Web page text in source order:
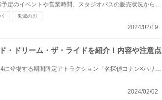
2024年3月のUSJの混雑状況を予想！開催予定のイベントや営業時間、スタジオパスの販売状況から、混雑し...
鬼滅の刃
2024/02/19
・ドリーム・ザ・ライドを紹介！内容や注意点
USJのユニバーサル・クールジャパン2024に登場する期間限定アトラクション「名探偵コナン×ハリウッド・...
2024/02/02